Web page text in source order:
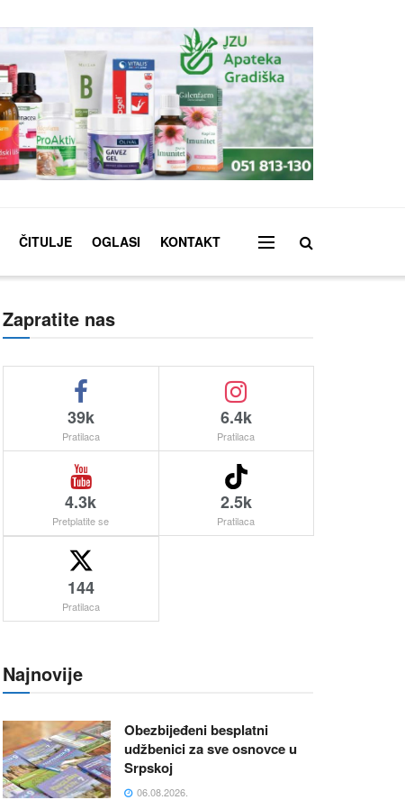
ČITULJE OGLASI KONTAKT
Zapratite nas
39k
Pratilaca
6.4k
Pratilaca
4.3k
Pretplatite se
2.5k
Pratilaca
144
Pratilaca
Najnovije
Obezbijeđeni besplatni
udžbenici za sve osnovce u
Srpskoj
06.08.2026.